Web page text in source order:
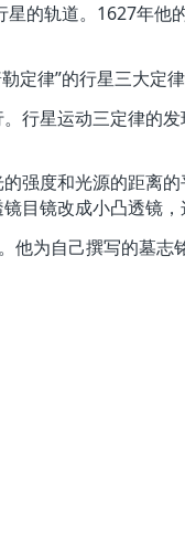
轨道。1627年他
律”的行星三大定律
星运动三定律的
度和光源的距离
目镜改成小凸透镜，
为自己撰写的墓志